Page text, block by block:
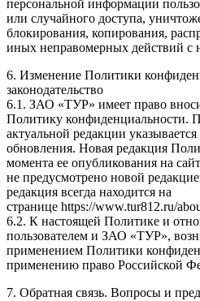
персональной информации
или случайного доступа,
блокирования, копирования,
иных неправомерных действий с
6. Изменение Политики
законодательство
6.1. ЗАО «ТУР» имеет право
Политику конфиденциальности.
актуальной редакции указывается
обновления. Новая редакция
момента ее опубликования на
не предусмотрено новой
редакция всегда находится на
странице https://www.tur812.ru/
6.2. К настоящей Политике и
пользователем и ЗАО «ТУР»,
применением Политики
применению право Российской
7. Обратная связь. Вопросы и